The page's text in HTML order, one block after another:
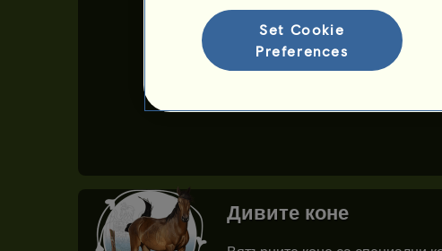
Лаврадейро не може да бъде
Дивите коне
Set Cookie
Preferences